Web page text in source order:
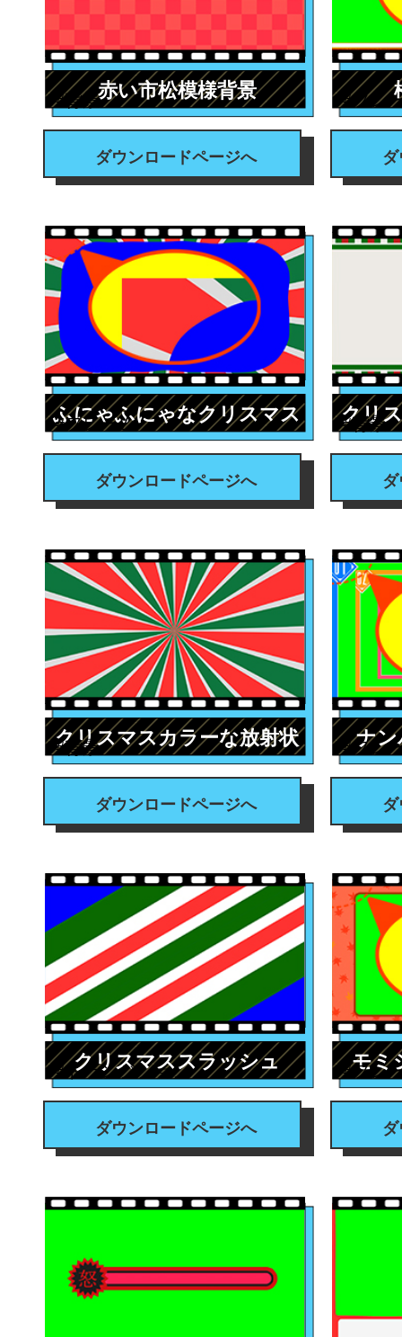
#背景赤い市松模様背景
ダウンロードページへ
#フレ
#フレーム
ふにゃふにゃなクリスマス
カラーフレーム
ダウンロードページへ
#背景
クリ
#背景
クリスマスカラーな放射状
ダウンロードページへ
#フレ
ナン
#トランジション
クリスマススラッシュ
ダウンロードページへ
#フレ
モミ